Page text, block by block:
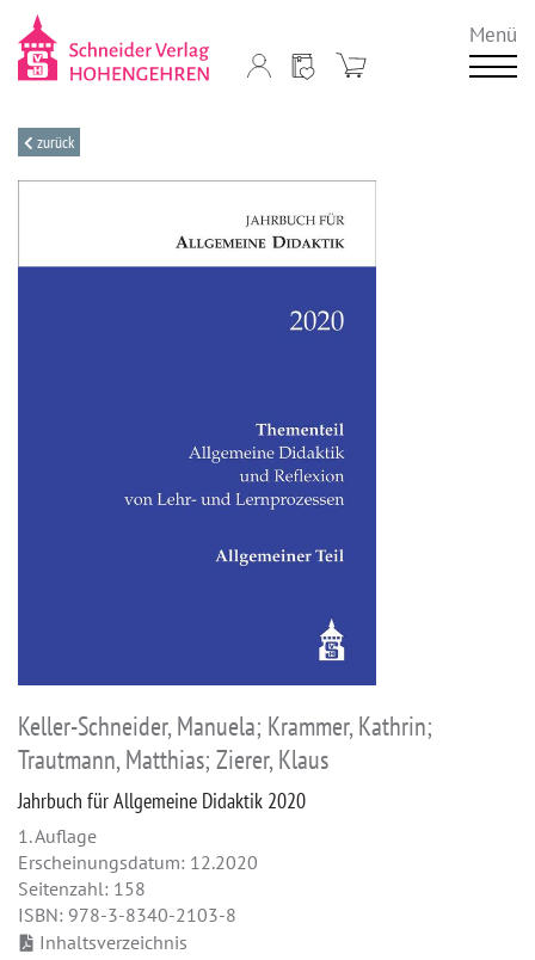
Menü
zurück
Keller-Schneider, Manuela; Krammer, Kathrin;
Trautmann, Matthias; Zierer, Klaus
Jahrbuch für Allgemeine Didaktik 2020
1. Auflage
Erscheinungsdatum: 12.2020
Seitenzahl: 158
ISBN: 978-3-8340-2103-8
Inhaltsverzeichnis